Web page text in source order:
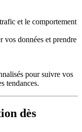
et le comportement
vos données et prendre
pour suivre vos
tendances.
dès